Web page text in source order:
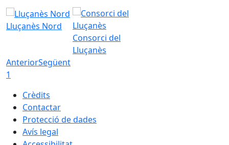
Lluçanès Nord
Consorci del
Lluçanès
AnteriorSegüent
1
Crèdits
Contactar
Protecció de dades
Avís legal